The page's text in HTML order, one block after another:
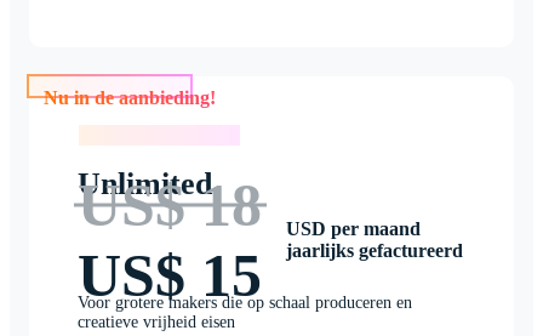
Nu in de aanbieding!
Unlimited
US$ 18
US$ 15
USD per maand
jaarlijks gefactureerd
Voor grotere makers die op schaal produceren en
creatieve vrijheid eisen